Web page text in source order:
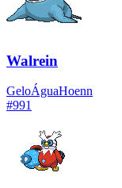
Walrein
GeloÁguaHoenn
#991